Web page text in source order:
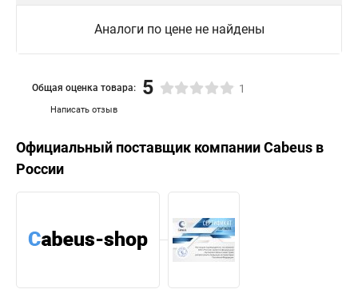
Аналоги по цене не найдены
Написать отзыв
Общая оценка товара: 5 1
Официальный поставщик компанииCabeus в
России